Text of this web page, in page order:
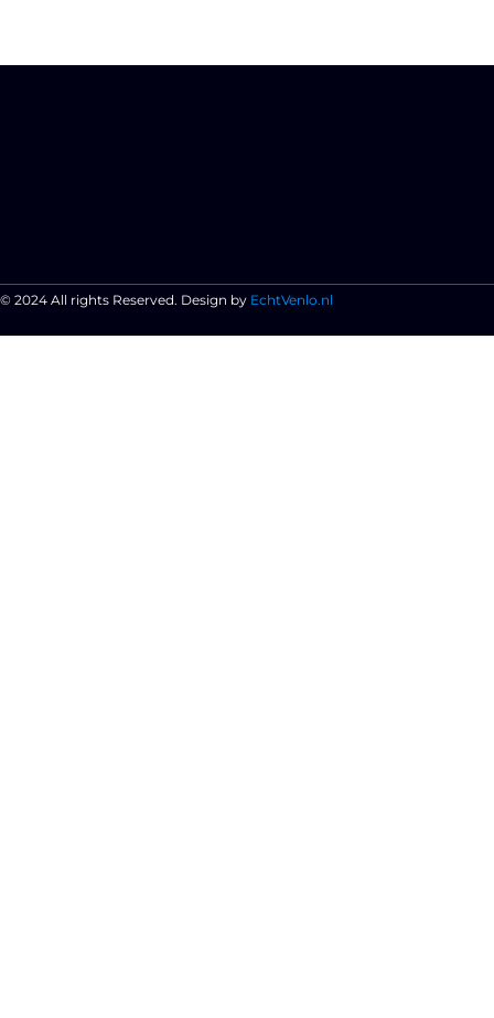
© 2024 All rights Reserved. Design by EchtVenlo.nl